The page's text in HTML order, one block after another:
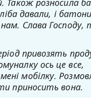
Також розносила
давали, і
Слава
привозять
ось це все,
мобілку.
приносить вона.